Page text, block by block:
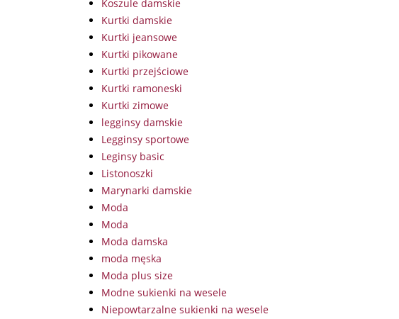
Koszule damskie
Kurtki damskie
Kurtki jeansowe
Kurtki pikowane
Kurtki przejściowe
Kurtki ramoneski
Kurtki zimowe
legginsy damskie
Legginsy sportowe
Leginsy basic
Listonoszki
Marynarki damskie
Moda
Moda
Moda damska
moda męska
Moda plus size
Modne sukienki na wesele
Niepowtarzalne sukienki na wesele